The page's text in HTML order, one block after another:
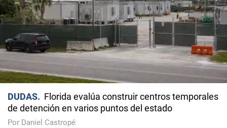
DUDAS
Florida evalúa construir centros temporales
de detención en varios puntos del estado
Por Daniel Castropé